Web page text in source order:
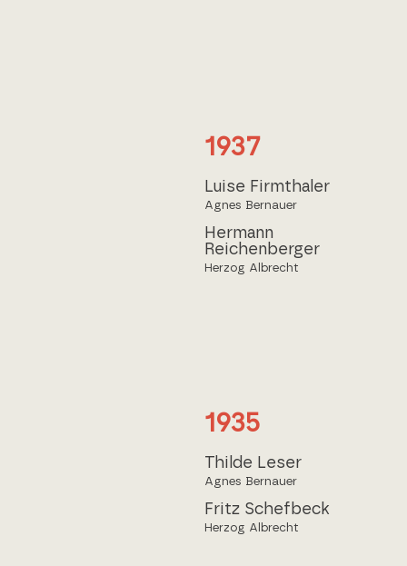
1937
Luise Firmthaler
Agnes Bernauer
Hermann
Reichenberger
Herzog Albrecht
1935
Thilde Leser
Agnes Bernauer
Fritz Schefbeck
Herzog Albrecht